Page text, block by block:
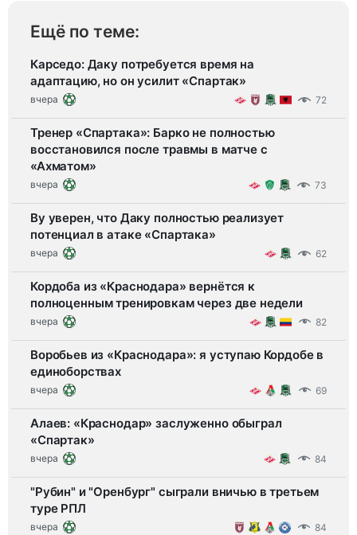
Ещё по теме:
Карседо: Даку потребуется время на
адаптацию, но он усилит «Спартак»
вчера 72
Тренер «Спартака»: Барко не полностью
восстановился после травмы в матче с
«Ахматом»
вчера 73
Ву уверен, что Даку полностью реализует
потенциал в атаке «Спартака»
вчера 62
Кордоба из «Краснодара» вернётся к
полноценным тренировкам через две недели
вчера 82
Воробьев из «Краснодара»: я уступаю Кордобе в
единоборствах
вчера 69
Алаев: «Краснодар» заслуженно обыграл
«Спартак»
вчера 84
"Рубин" и "Оренбург" сыграли вничью в третьем
туре РПЛ
вчера 84